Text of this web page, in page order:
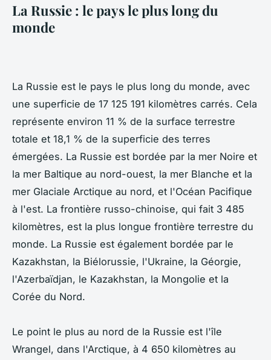
La Russie : le pays le plus long du
monde
La Russie est le pays le plus long du monde, avec
une superficie de 17 125 191 kilomètres carrés. Cela
représente environ 11 % de la surface terrestre
totale et 18,1 % de la superficie des terres
émergées. La Russie est bordée par la mer Noire et
la mer Baltique au nord-ouest, la mer Blanche et la
mer Glaciale Arctique au nord, et l'Océan Pacifique
à l'est. La frontière russo-chinoise, qui fait 3 485
kilomètres, est la plus longue frontière terrestre du
monde. La Russie est également bordée par le
Kazakhstan, la Biélorussie, l'Ukraine, la Géorgie,
l'Azerbaïdjan, le Kazakhstan, la Mongolie et la
Corée du Nord.
Le point le plus au nord de la Russie est l'île
Wrangel, dans l'Arctique, à 4 650 kilomètres au